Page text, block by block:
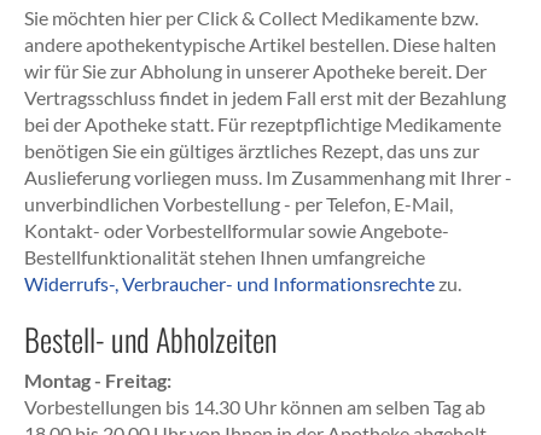
Sie möchten hier per Click & Collect Medikamente bzw.
andere apothekentypische Artikel bestellen. Diese halten
wir für Sie zur Abholung in unserer Apotheke bereit. Der
Vertragsschluss findet in jedem Fall erst mit der Bezahlung
bei der Apotheke statt. Für rezeptpflichtige Medikamente
benötigen Sie ein gültiges ärztliches Rezept, das uns zur
Auslieferung vorliegen muss. Im Zusammenhang mit Ihrer -
unverbindlichen Vorbestellung - per Telefon, E-Mail,
Kontakt- oder Vorbestellformular sowie Angebote-
Bestellfunktionalität stehen Ihnen umfangreiche
Widerrufs-, Verbraucher- und Informationsrechtezu.
Bestell- und Abholzeiten
Montag - Freitag:
Vorbestellungen bis 14.30 Uhr können am selben Tag ab